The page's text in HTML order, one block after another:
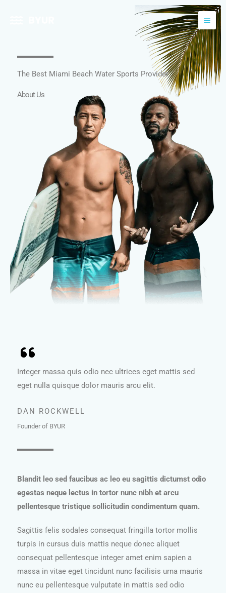
The Best Miami Beach Water Sports Provider
About Us
Integer massa quis odio nec ultrices eget mattis sed
eget nulla quisque dolor mauris arcu elit.
DAN ROCKWELL
Founder of BYUR
Blandit leo sed faucibus ac leo eu sagittis dictumst odio
egestas neque lectus in tortor nunc nibh et arcu
pellentesque tristique sollicitudin condimentum quam.
Sagittis felis sodales consequat fringilla tortor mollis
turpis in cursus duis mattis neque donec aliquet
consequat pellentesque integer amet enim sapien a
massa in vitae eget tincidunt nunc facilisis urna mauris
nunc eu pellentesque vulputate in mattis sed odio